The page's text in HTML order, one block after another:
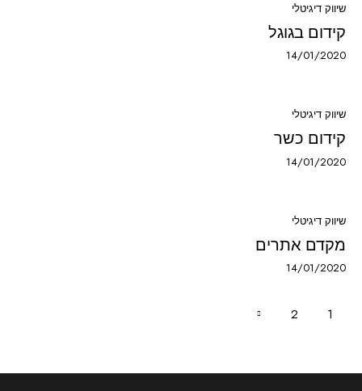
שיווק דיגיטלי
קידום בגוגל
14/01/2020
שיווק דיגיטלי
קידום כשר
14/01/2020
שיווק דיגיטלי
מקדם אתרים
14/01/2020
1
2